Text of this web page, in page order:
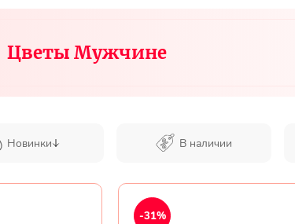
Цветы Мужчине
Новинки В наличии
-31%